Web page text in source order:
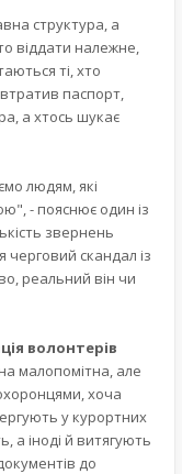
структура, а
віддати належне,
ті, хто
паспорт,
а хтось шукає
людям, які
- пояснює один із
звернень
черговий скандал із
реальний він чи
волонтерів
малопомітна, але
хоча
у курортних
а іноді й витягують
до